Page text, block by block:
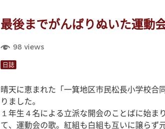
最後までがんばりぬいた運動
98 views
日誌
晴天に恵まれた「一箕地区市民松長小学校合
りました。
１年生４名による立派な開会のことばに始
て、運動会の歌。紅組も白組も互いに譲らず